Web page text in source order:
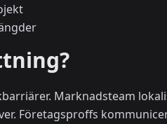
Marknadsteam
Företagsproffs